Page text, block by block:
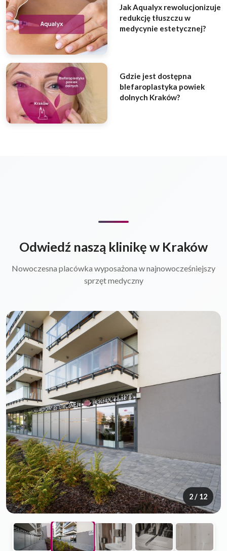
Jak Aqualyx rewolucjonizuje
redukcję tłuszczu w
medycynie estetycznej?
Gdzie jest dostępna
blefaroplastyka powiek
dolnych Kraków?
Odwiedź naszą klinikę w Kraków
Nowoczesna placówka wyposażona w najnowocześniejszy
sprzęt medyczny
2/ 12